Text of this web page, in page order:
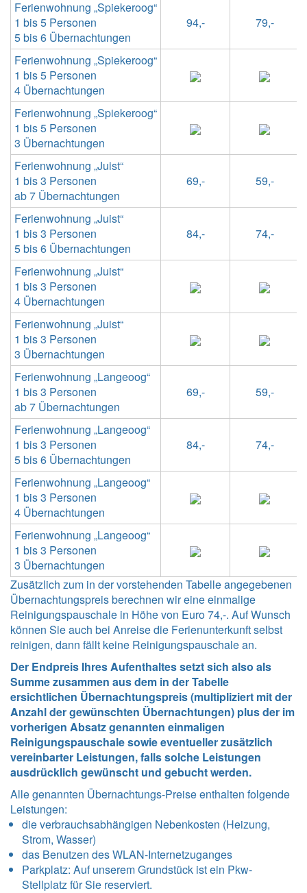
Ferienwohnung „Spiekeroog“
1 bis 5 Personen
5 bis 6 Übernachtungen
Ferienwohnung „Spiekeroog“
1 bis 5 Personen
4 Übernachtungen
Ferienwohnung „Spiekeroog“
1 bis 5 Personen
3 Übernachtungen
Ferienwohnung „Juist“
1 bis 3 Personen
ab 7 Übernachtungen
Ferienwohnung „Juist“
1 bis 3 Personen
5 bis 6 Übernachtungen
Ferienwohnung „Juist“
1 bis 3 Personen
4 Übernachtungen
Ferienwohnung „Juist“
1 bis 3 Personen
3 Übernachtungen
Ferienwohnung „Langeoog“
1 bis 3 Personen
ab 7 Übernachtungen
Ferienwohnung „Langeoog“
1 bis 3 Personen
5 bis 6 Übernachtungen
Ferienwohnung „Langeoog“
1 bis 3 Personen
4 Übernachtungen
Ferienwohnung „Langeoog“
1 bis 3 Personen
3 Übernachtungen
94,- 79,-
69,- 59,-
84,- 74,-
69,- 59,-
84,- 74,-
Zusätzlich zum in der vorstehenden Tabelle angegebenen
Übernachtungspreis berechnen wir eine einmalige
Reinigungspauschale in Höhe von Euro 74,-. Auf Wunsch
können Sie auch bei Anreise die Ferienunterkunft selbst
reinigen, dann fällt keine Reinigungspauschale an.
Der Endpreis Ihres Aufenthaltes setzt sich also als
Summe zusammen aus dem in der Tabelle
ersichtlichen Übernachtungspreis (multipliziert mit der
Anzahl der gewünschten Übernachtungen) plus der im
vorherigen Absatz genannten einmaligen
Reinigungspauschale sowie eventueller zusätzlich
vereinbarter Leistungen, falls solche Leistungen
ausdrücklich gewünscht und gebucht werden.
Alle genannten Übernachtungs-Preise enthalten folgende
Leistungen:
die verbrauchsabhängigen Nebenkosten (Heizung,
Strom, Wasser)
das Benutzen des WLAN-Internetzuganges
Parkplatz: Auf unserem Grundstück ist ein Pkw-
Stellplatz für Sie reserviert.